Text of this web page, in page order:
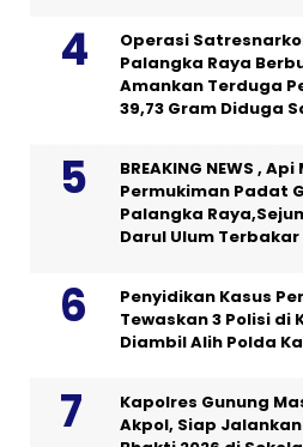
Operasi
Palangka Raya
Amankan Terduga
39,73 Gram Diduga
BREAKING NEWS ,
Permukiman Padat
Palangka
Darul Ulum Terbakar
Penyidikan Kasus
Tewaskan 3 Polisi di
Diambil Alih Polda
Kapolres Gunung
Akpol, Siap